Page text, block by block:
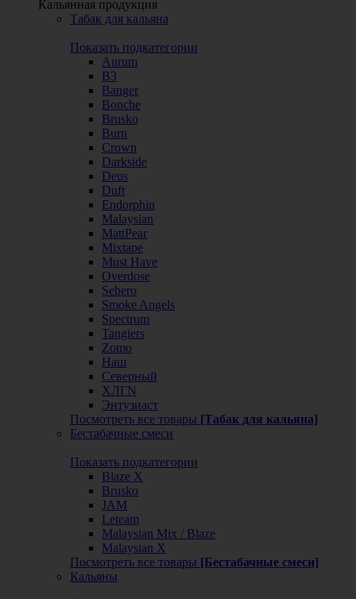
Кальянная продукция
Табак для кальяна
Показать подкатегории
Aurum
B3
Banger
Bonche
Brusko
Burn
Crown
Darkside
Deus
Duft
Endorphin
Malaysian
MattPear
Mixtape
Must Have
Overdose
Sebero
Smoke Angels
Spectrum
Tangiers
Zomo
Наш
Северный
ХЛГN
Энтузиаст
Посмотреть все товары [Табак для кальяна]
Бестабачные смеси
Показать подкатегории
Blaze X
Brusko
JAM
Leteam
Malaysian Mix / Blaze
Malaysian X
Посмотреть все товары [Бестабачные смеси]
Кальяны